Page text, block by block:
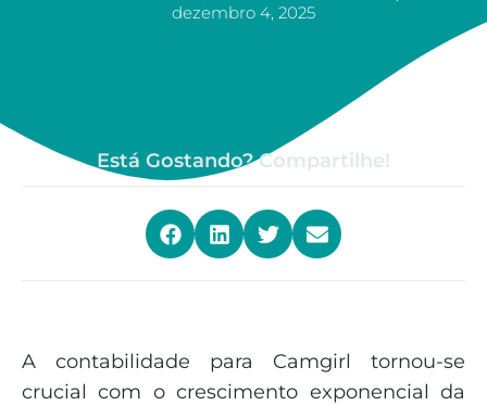
dezembro 4, 2025
Está Gostando? Compartilhe!
A contabilidade para Camgirl tornou-se
crucial com o crescimento exponencial da